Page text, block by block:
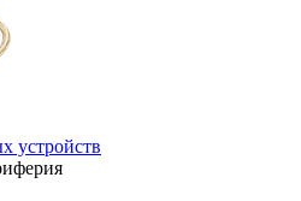
устройств